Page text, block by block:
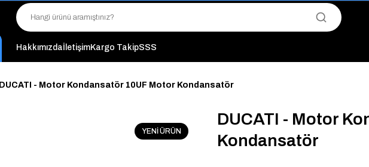
"Saat 14:00'a Kadar Verilen Siparişlerde Aynı Gün Kargo Avantajı!
"Binlerce Ürün Çeşitliliği ile Stoktan Hemen Teslim."
"Toptan Fiyatına Perakende Satış Avantajını Kaçırmayın!"
"Üyelere Özel: Stok Önceliği ve Proje Fiyatları."
HakkımızdaİletişimKargo TakipSSS
DUCATI - Motor Kondansatör 10UF Motor Kondansatör
YENİ ÜRÜN
DUCATI - Motor
Kondansatör